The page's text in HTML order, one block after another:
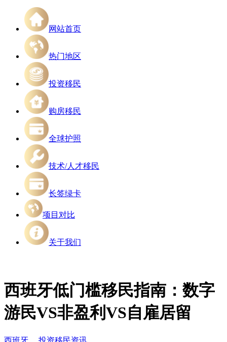
网站首页
热门地区
投资移民
购房移民
全球护照
技术/人才移民
长签绿卡
项目对比
关于我们
西班牙低门槛移民指南：数字
游民VS非盈利VS自雇居留
西班牙
投资移民资讯